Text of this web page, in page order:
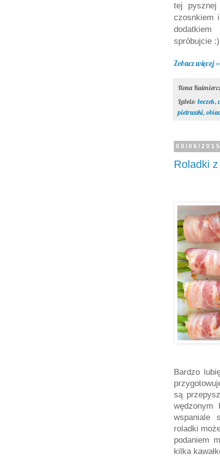
tej
czosnkiem
dodatkiem
spróbujcie :)
Zobacz więcej »
Ilona
Labels: boczek,
pietruszki,
09/06/
Roladki
Bardzo
są
wspaniale
roladki
podaniem
kilka